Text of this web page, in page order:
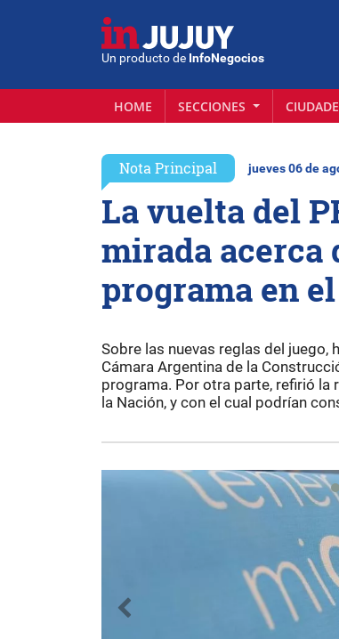
Un producto de InfoNegocios
HOME SECCIONES
Nota Principal jueves 06 de
La vuelta del
mirada acerca
programa en
Sobre las nuevas reglas del juego,
Cámara Argentina de la
programa. Por otra parte, refirió la
la Nación, y con el cual podrían